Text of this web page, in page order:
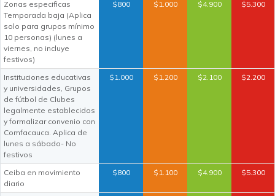
Zonas especificas
Temporada baja (Aplica
solo para grupos mínimo
10 personas) (lunes a
viernes, no incluye
festivos)
$800 $1.000 $4.900 $5.300
Instituciones educativas
y universidades, Grupos
de fútbol de Clubes
legalmente establecidos
y formalizar convenio con
Comfacauca. Aplica de
lunes a sábado- No
festivos
$1.000 $1.200 $2.100 $2.200
Ceiba en movimiento
diario
$800 $1.100 $4.900 $5.300